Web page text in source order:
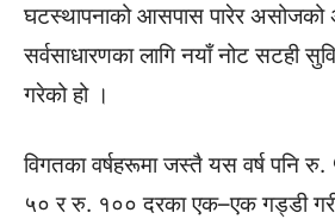
घटस्थापनाको आसपास पारेर असोजको
सर्वसाधारणका लागि नयाँ नोट सटही
गरेको हो ।
विगतका वर्षहरूमा जस्तै यस वर्ष पनि
५० र रु. १०० दरका एक–एक गड्डी